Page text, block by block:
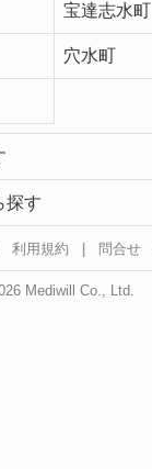
宝達志水町
穴水町
探す
利用規約 | 問合せ
Mediwill Co., Ltd.